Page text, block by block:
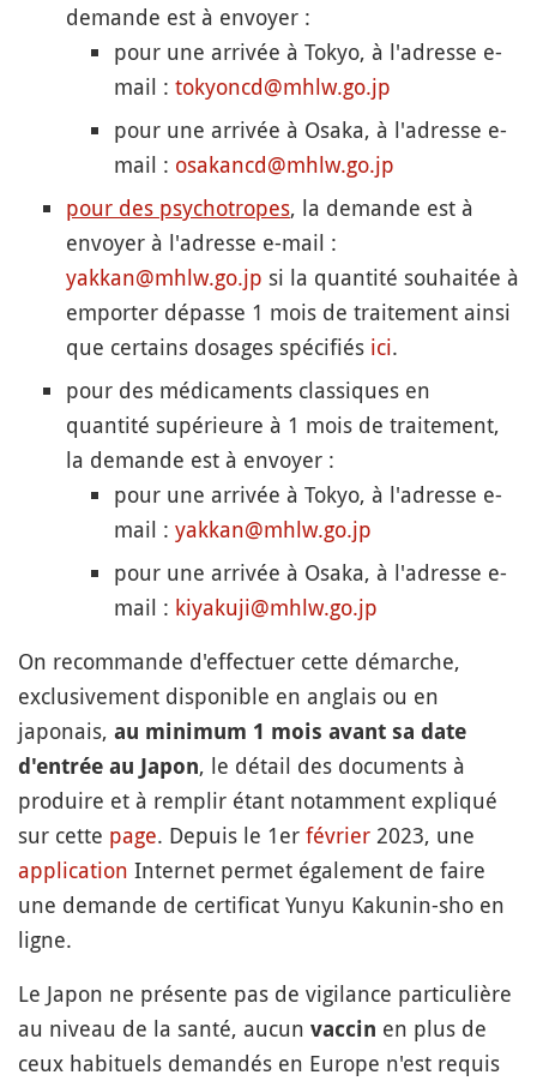
demande est à envoyer :
pour une arrivée à Tokyo, à l'adresse e-
mail : tokyoncd@mhlw.go.jp
pour une arrivée à Osaka, à l'adresse e-
mail : osakancd@mhlw.go.jp
pour des psychotropes, la demande est à
envoyer à l'adresse e-mail :
yakkan@mhlw.go.jp si la quantité souhaitée à
emporter dépasse 1 mois de traitement ainsi
que certains dosages spécifiés ici.
pour des médicaments classiques en
quantité supérieure à 1 mois de traitement,
la demande est à envoyer :
pour une arrivée à Tokyo, à l'adresse e-
mail : yakkan@mhlw.go.jp
pour une arrivée à Osaka, à l'adresse e-
mail : kiyakuji@mhlw.go.jp
On recommande d'effectuer cette démarche,
exclusivement disponible en anglais ou en
japonais, au minimum 1 mois avant sa date
d'entrée au Japon, le détail des documents à
produire et à remplir étant notamment expliqué
sur cette page. Depuis le 1er février 2023, une
application Internet permet également de faire
une demande de certificat Yunyu Kakunin-sho en
ligne.
Le Japon ne présente pas de vigilance particulière
au niveau de la santé, aucun vaccin en plus de
ceux habituels demandés en Europe n'est requis